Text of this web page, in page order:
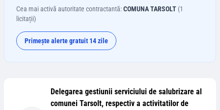
Cea mai activă autoritate contractantă:COMUNA TARSOLT (1
licitații)
Primește alerte gratuit 14 zile
Delegarea gestiunii serviciului de salubrizare al
comunei Tarsolt, respectiv a activitatilor de